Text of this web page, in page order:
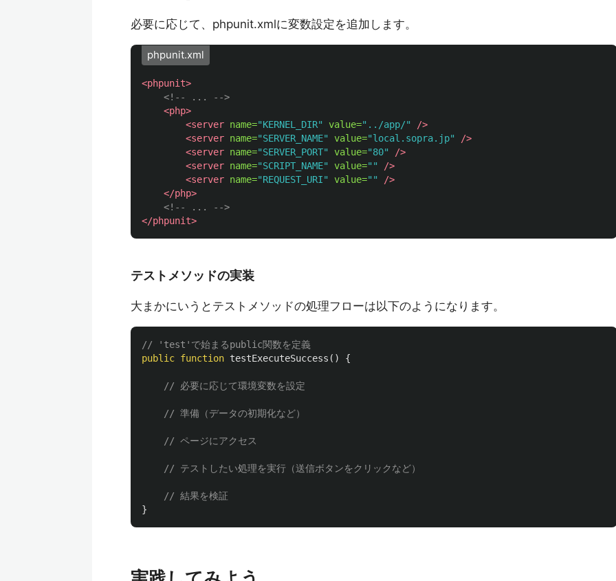
必要に応じて、phpunit.xmlに変数設定を追加します。
phpunit.xml
<phpunit>
<!-- ... -->
<php>
<server name="KERNEL_DIR" value="../app/"
/>
<server name="SERVER_NAME" value="local.sopra.jp"
/>
<server name="SERVER_PORT" value="80"
/>
<server name="SCRIPT_NAME" value=""
/>
<server name="REQUEST_URI" value=""
/>
</php>
<!-- ... -->
</phpunit>
テストメソッドの実装
大まかにいうとテストメソッドの処理フローは以下のようになります。
// 'test'で始まるpublic関数を定義
public function testExecuteSuccess () {
// 必要に応じて環境変数を設定
// 準備（データの初期化など）
// ページにアクセス
// テストしたい処理を実行（送信ボタンをクリックなど）
// 結果を検証
}